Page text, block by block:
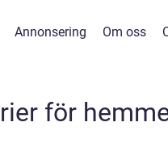
Annonsering Om oss
för